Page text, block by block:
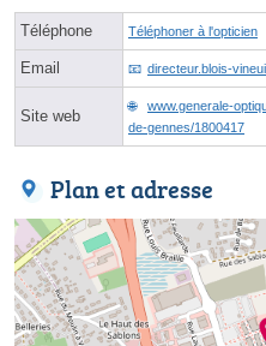
Téléphone Téléphoner à l'opticien
Email directeur.blois-
Site web
www.generale-
de-gennes/1800417
Plan et adresse